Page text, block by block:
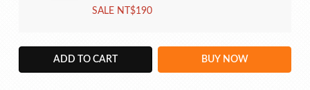
SALE NT$190
ADD TO CART BUY NOW